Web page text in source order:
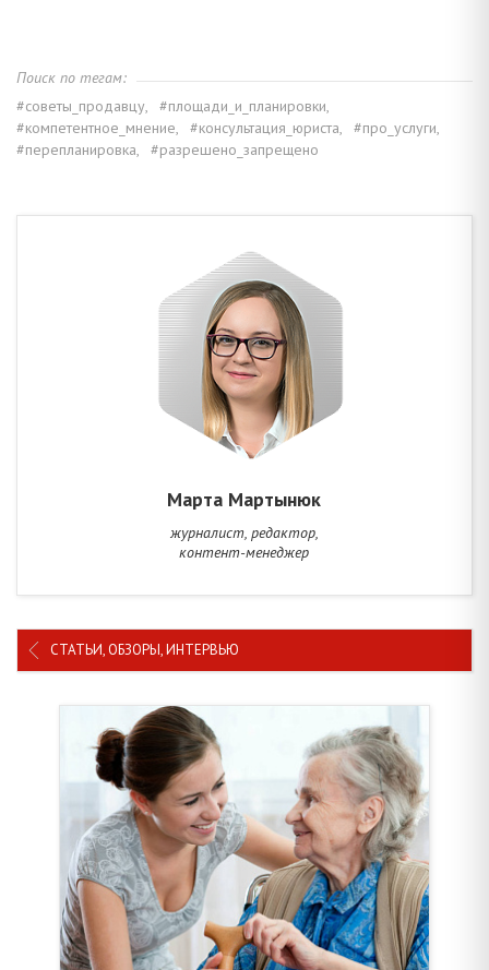
Поиск по тегам:
#советы_продавцу,
#площади_и_планировки,
#компетентное_мнение,
#консультация_юриста,
#про_услуги,
#перепланировка,
#разрешено_запрещено
Марта Мартынюк
журналист, редактор,
контент-менеджер
СТАТЬИ, ОБЗОРЫ, ИНТЕРВЬЮ